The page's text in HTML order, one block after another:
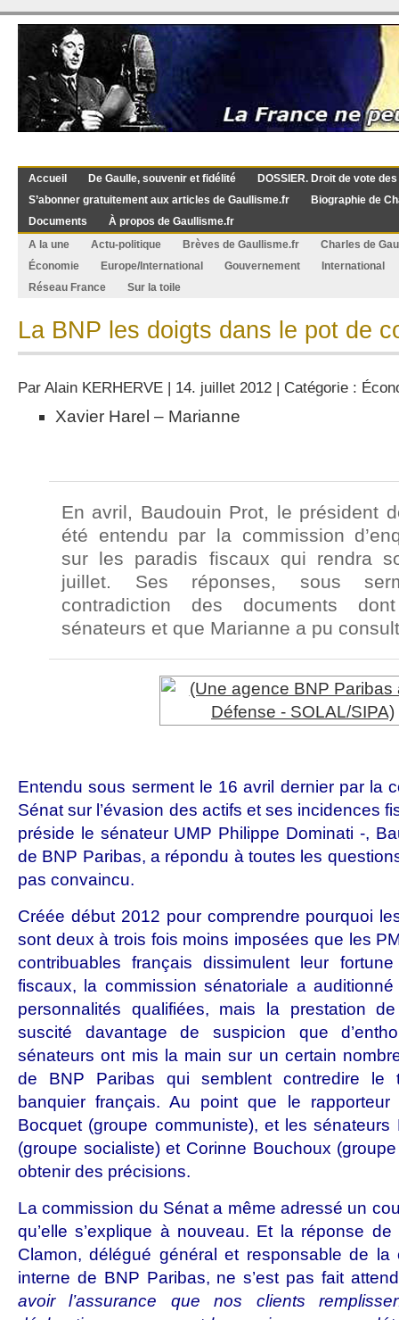
Accueil De Gaulle, souvenir et fidélité
DOSSIER. Droit de vote
S’abonner gratuitement aux articles de Gaullisme.fr
Biographie de
Documents
À propos de Gaullisme.fr
A la une
Actu-politique Brèves de Gaullisme.fr
Charles de
Économie
Europe/International Gouvernement
International
Réseau France
Sur la toile
La BNP les doigts dans le pot de
Par Alain KERHERVE | 14. juillet 2012 | Catégorie :
Xavier Harel – Marianne
En avril, Baudouin Prot, le président
été entendu par la commission
sur les paradis fiscaux qui rendra
juillet. Ses réponses, sous
contradiction des documents
sénateurs et que Marianne a pu
Entendu sous serment le 16 avril dernier par la
Sénat sur l’évasion des actifs et ses incidences
préside le sénateur UMP Philippe Dominati -,
de BNP Paribas, a répondu à toutes les
pas convaincu.
Créée début 2012 pour comprendre pourquoi
sont deux à trois fois moins imposées que les
contribuables français dissimulent leur
fiscaux, la commission sénatoriale a
personnalités qualifiées, mais la prestation
suscité davantage de suspicion que
sénateurs ont mis la main sur un certain
de BNP Paribas qui semblent contredire le
banquier français. Au point que le
Bocquet (groupe communiste), et les sénateurs
(groupe socialiste) et Corinne Bouchoux
obtenir des précisions.
La commission du Sénat a même adressé un
qu’elle s’explique à nouveau. Et la réponse
Clamon, délégué général et responsable de la
interne de BNP Paribas, ne s’est pas fait
avoir l’assurance que nos clients